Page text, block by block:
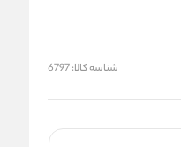
شناسه کالا:6797